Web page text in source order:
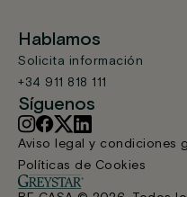
Hablamos
Solicita información
+34 911 818 111
Síguenos
Aviso legal y condiciones
Políticas de Cookies